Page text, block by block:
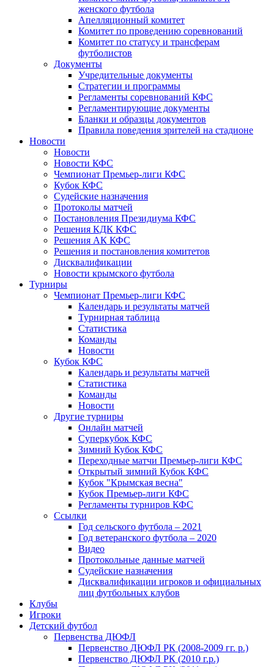
женского футбола
Апелляционный комитет
Комитет по проведению соревнований
Комитет по статусу и трансферам
футболистов
Документы
Учредительные документы
Стратегии и программы
Регламенты соревнований КФС
Регламентирующие документы
Бланки и образцы документов
Правила поведения зрителей на стадионе
Новости
Новости
Новости КФС
Чемпионат Премьер-лиги КФС
Кубок КФС
Судейские назначения
Протоколы матчей
Постановления Президиума КФС
Решения КДК КФС
Решения АК КФС
Решения и постановления комитетов
Дисквалификации
Новости крымского футбола
Турниры
Чемпионат Премьер-лиги КФС
Календарь и результаты матчей
Турнирная таблица
Статистика
Команды
Новости
Кубок КФС
Календарь и результаты матчей
Статистика
Команды
Новости
Другие турниры
Онлайн матчей
Суперкубок КФС
Зимний Кубок КФС
Переходные матчи Премьер-лиги КФС
Открытый зимний Кубок КФС
Кубок "Крымская весна"
Кубок Премьер-лиги КФС
Регламенты турниров КФС
Ссылки
Год сельского футбола – 2021
Год ветеранского футбола – 2020
Видео
Протокольные данные матчей
Судейские назначения
Дисквалификации игроков и официальных
лиц футбольных клубов
Клубы
Игроки
Детский футбол
Первенства ДЮФЛ
Первенство ДЮФЛ РК (2008-2009 гг. р.)
Первенство ДЮФЛ РК (2010 г.р.)